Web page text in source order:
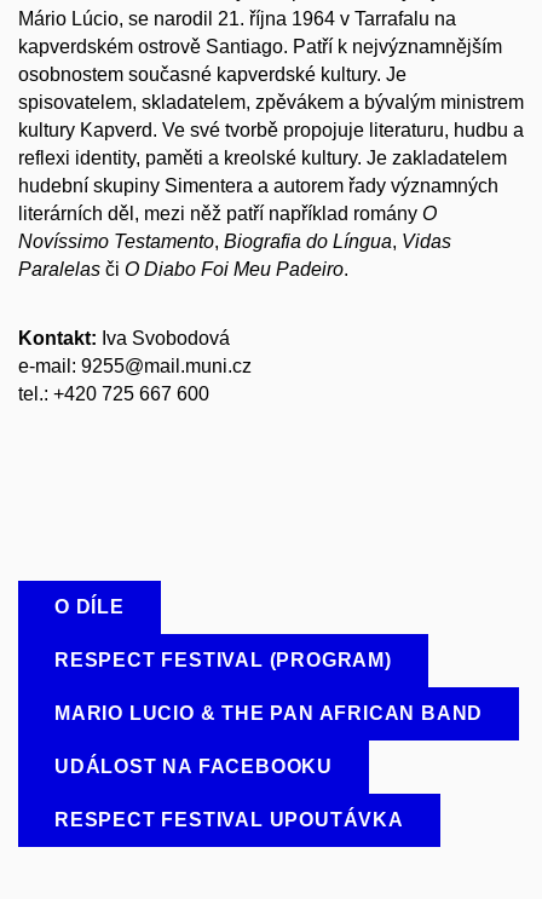
Mário Lúcio, se narodil 21. října 1964 v Tarrafalu na
kapverdském ostrově Santiago. Patří k nejvýznamnějším
osobnostem současné kapverdské kultury. Je
spisovatelem, skladatelem, zpěvákem a bývalým ministrem
kultury Kapverd. Ve své tvorbě propojuje literaturu, hudbu a
reflexi identity, paměti a kreolské kultury. Je zakladatelem
hudební skupiny Simentera a autorem řady významných
literárních děl, mezi něž patří například romány O
Novíssimo Testamento, Biografia do Língua, Vidas
Paralelas či O Diabo Foi Meu Padeiro.
Kontakt: Iva Svobodová
e-mail: 9255@mail.muni.cz
tel.: +420 725 667 600
O DÍLE
RESPECT FESTIVAL (PROGRAM)
MARIO LUCIO & THE PAN AFRICAN BAND
UDÁLOST NA FACEBOOKU
RESPECT FESTIVAL UPOUTÁVKA